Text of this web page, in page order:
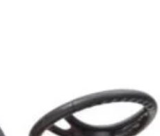
hydro